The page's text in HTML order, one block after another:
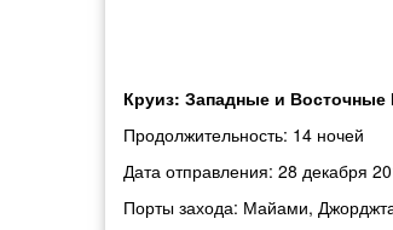
Круиз: Западные и
Продолжительность: 14 ночей
Дата отправления: 28 декабря
Порты захода: Майами,